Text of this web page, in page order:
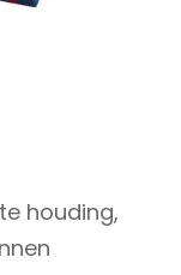
houding,